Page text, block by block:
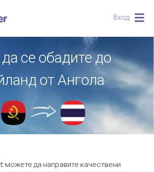
Вход
се обадите до
от Ангола
можете да направите качествени